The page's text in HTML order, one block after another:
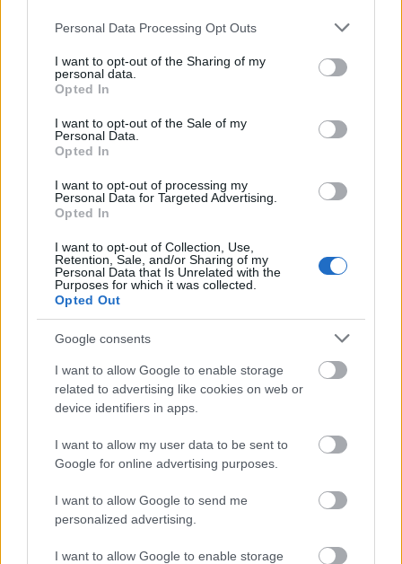
Please note that this website/app uses one or more Google
not limited to your visit or usage behaviour. You may click to
grant or deny consent to Google and its third-party tags to
use your data for below specified purposes in below Google
consent section.
Personal Data Processing Opt Outs
I want to opt-out of the Sharing of my
personal data.
Opted In
I want to opt-out of the Sale of my
Personal Data.
Opted In
I want to opt-out of processing my
Personal Data for Targeted Advertising.
Opted In
I want to opt-out of Collection, Use,
Retention, Sale, and/or Sharing of my
Personal Data that Is Unrelated with the
Purposes for which it was collected.
Opted Out
Google consents
I want to allow Google to enable storage
related to advertising like cookies on web or
device identifiers in apps.
I want to allow my user data to be sent to
Google for online advertising purposes.
I want to allow Google to send me
personalized advertising.
I want to allow Google to enable storage
Férfimellek nagytotálban
felhasznalo•2016. október 20.
Aki kellemes látványra számít, annak már most
szólunk: lehet, hogy csalódni fog. A látvány nem
biztos, hogy megnyerő, viszont a téma ippeg
elevenünkbe vág. Ezekkel a férfimellekkel ugyanis
egy nagyon fontos dologra hívják fel a figyelmet.
Arra, ami kiemelten fontos téma minden…
Üveggolyókkal álmodsz még?
felhasznalo 2016. október 14.